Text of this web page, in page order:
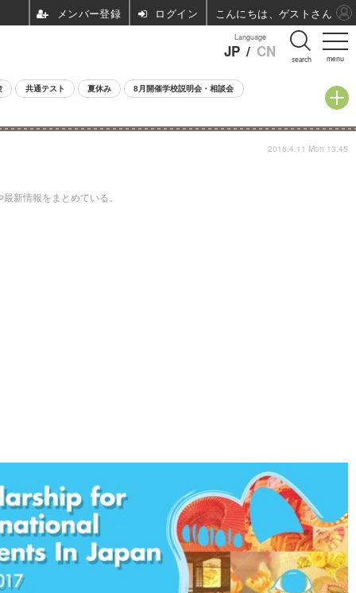
menu
Language
JP / CN search
共通テスト 夏休み 8月開催学校説明会・相談会
新情報をまとめている。
2016.4.11 Mon 13:45
ログイン こんにちは、ゲストさん